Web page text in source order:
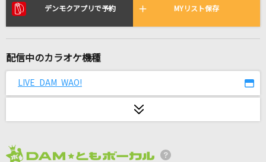
リアルタイムで歌われている曲の一覧
CITRUS
冥冥
デンモクアプリで予約 MYリスト保存
配信中のカラオケ機種
LIVE DAM WAO!